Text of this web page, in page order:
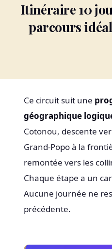
Itinéraire 10
parcours
Ce circuit suit une
géographique
Cotonou, descente
Grand-Popo à la
remontée vers les
Chaque étape a un
Aucune journée ne
précédente.